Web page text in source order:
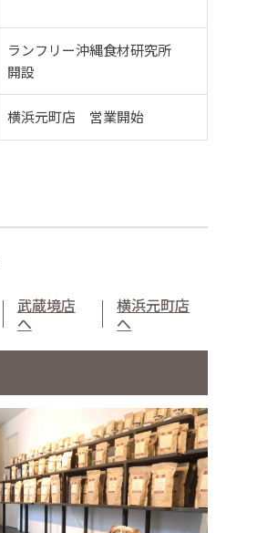
ランフリー沖縄食材研究所
開設
横浜元町店 営業開始
武蔵境店
へ
横浜元町店
へ